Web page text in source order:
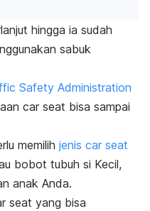
hingga ia sudah
sabuk
Safety Administration
car seat bisa sampai
memilih jenis car seat
bobot tubuh si Kecil,
anak Anda.
seat yang bisa